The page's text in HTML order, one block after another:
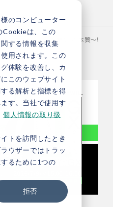
のコンピューター
Cookieは、この
する情報を収集
用されます。この
体験を改善し、カ
このウェブサイト
る解析と指標を得
す。当社で使用す
個人情報の取り扱
トを訪問したとき
ウザーではトラッ
るために1つの
拒否
記念ウェビナー】企業GXの本質～経